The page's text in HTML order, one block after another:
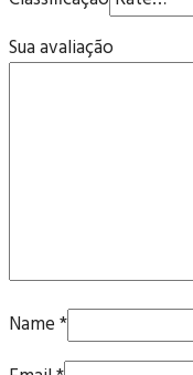
Sua avaliação
Name*